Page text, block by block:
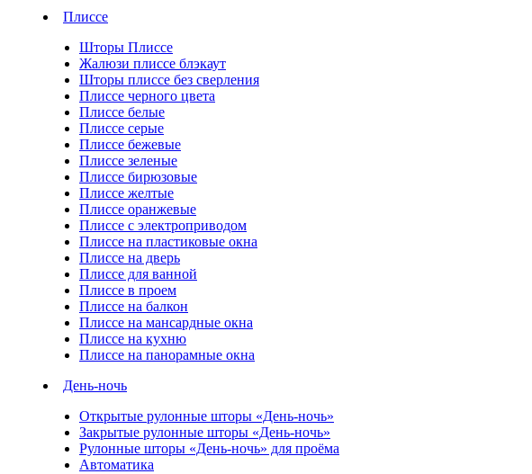
Плиссе
Шторы Плиссе
Жалюзи плиссе блэкаут
Шторы плиссе без сверления
Плиссе черного цвета
Плиссе белые
Плиссе серые
Плиссе бежевые
Плиссе зеленые
Плиссе бирюзовые
Плиссе желтые
Плиссе оранжевые
Плиссе с электроприводом
Плиссе на пластиковые окна
Плиссе на дверь
Плиссе для ванной
Плиссе в проем
Плиссе на балкон
Плиссе на мансардные окна
Плиссе на кухню
Плиссе на панорамные окна
День-ночь
Открытые рулонные шторы «День-ночь»
Закрытые рулонные шторы «День-ночь»
Рулонные шторы «День-ночь» для проёма
Автоматика